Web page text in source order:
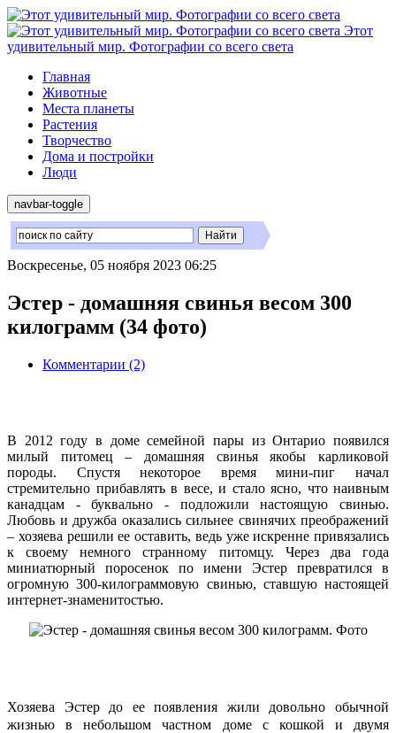
Этот
удивительный мир. Фотографии со всего света
Главная
Животные
Места планеты
Растения
Творчество
Дома и постройки
Люди
navbar-toggle
Воскресенье, 05 ноября 2023 06:25
Эстер - домашняя свинья весом 300
килограмм (34 фото)
Комментарии (2)
В 2012 году в доме семейной пары из Онтарио появился
милый питомец – домашняя свинья якобы карликовой
породы. Спустя некоторое время мини-пиг начал
стремительно прибавлять в весе, и стало ясно, что наивным
канадцам - буквально - подложили настоящую свинью.
Любовь и дружба оказались сильнее свинячих преображений
– хозяева решили ее оставить, ведь уже искренне привязались
к своему немного странному питомцу. Через два года
миниатюрный поросенок по имени Эстер превратился в
огромную 300-килограммовую свинью, ставшую настоящей
интернет-знаменитостью.
Хозяева Эстер до ее появления жили довольно обычной
жизнью в небольшом частном доме с кошкой и двумя